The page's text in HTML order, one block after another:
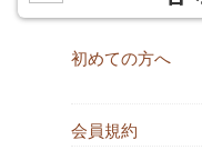
初めての方へ
会員規約